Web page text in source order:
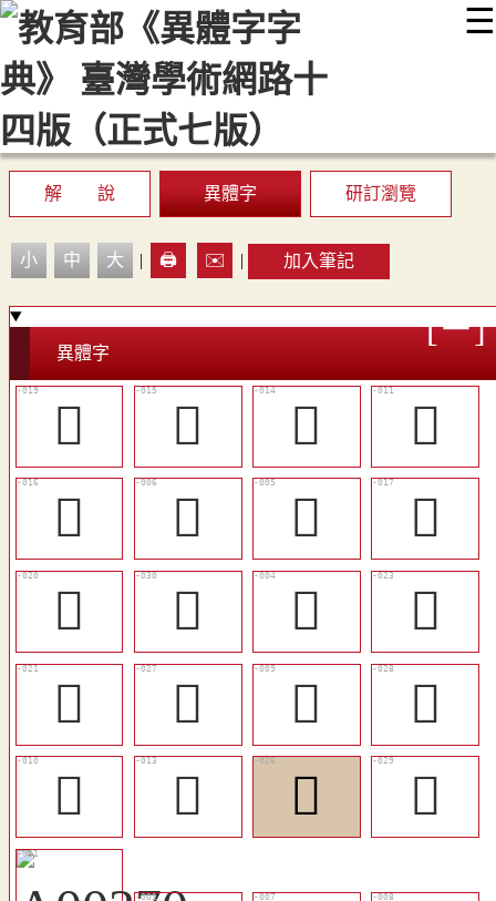
☰
::: 最新消息 常見問題 編輯說明
顯示模式
網站導覽
解 說 異體字 研訂瀏覽
小 中 大 | 🖨️ ✉️ | 加入筆記
異體字
󰔠 󰔝 󰔜
󰔚
󰔞
󰔖 󰔕
󰔟
󰔡
󰔨 󰔔
󰔣
󰔢
󰔦 󰔘
󰔧
󰔙
󰔛 󰔥 󰥎